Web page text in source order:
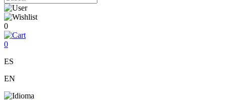
0
0
ES
EN